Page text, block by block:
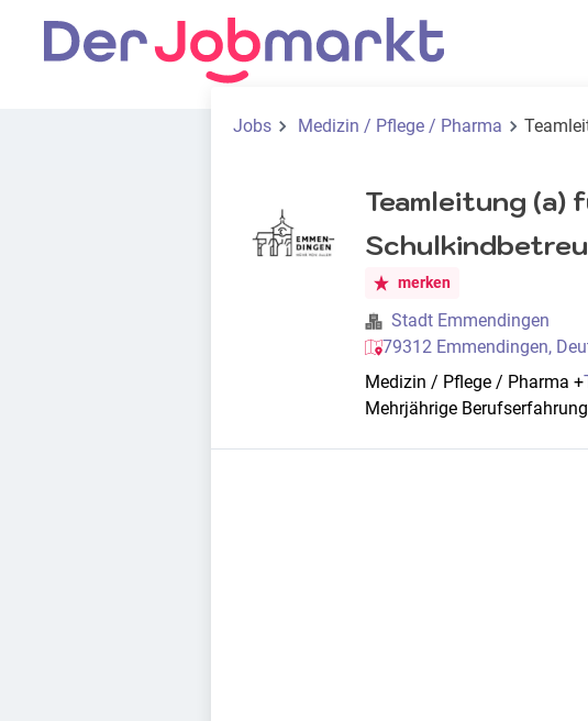
Jobs Medizin / Pflege / Pharma
Teamleitung (a)
merken
Stadt Emmendingen
79312 Emmendingen,
Medizin / Pflege / Pharma +
Mehrjährige Berufserfahrung